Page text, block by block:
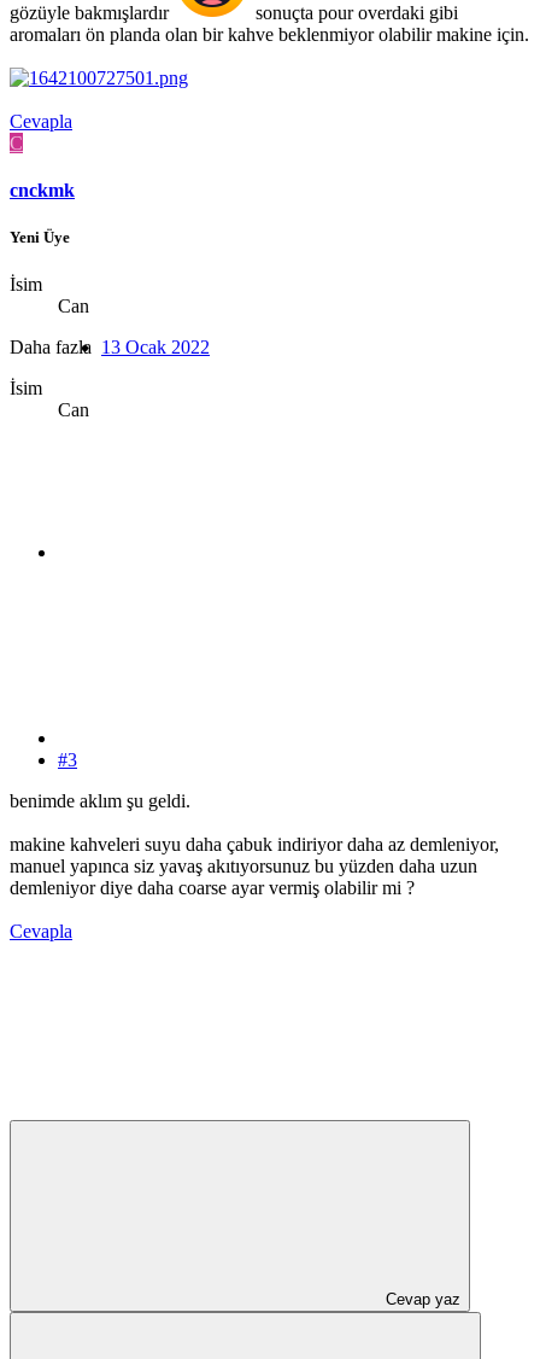
gözüyle bakmışlardır
sonuçta pour overdaki gibi
aromaları ön planda olan bir kahve beklenmiyor olabilir makine için.
Cevapla
C
cnckmk
Yeni Üye
İsim
Can
Daha fazla
İsim
Can
13 Ocak 2022
#3
benimde aklım şu geldi.
makine kahveleri suyu daha çabuk indiriyor daha az demleniyor,
manuel yapınca siz yavaş akıtıyorsunuz bu yüzden daha uzun
demleniyor diye daha coarse ayar vermiş olabilir mi ?
Cevapla
Cevap yaz